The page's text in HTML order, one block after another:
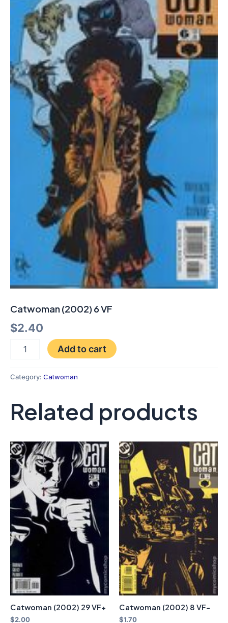
Catwoman (2002) 6 VF
$2.40
quantity
Add to cart
Category: Catwoman
Related products
Catwoman (2002) 29 VF+
$2.00
Catwoman (2002) 8 VF-
$1.70